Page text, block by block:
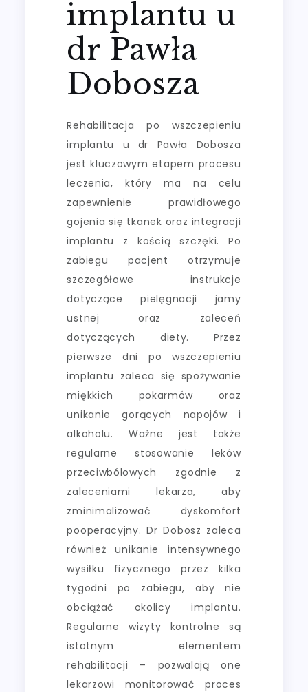
implantu u
dr Pawła
Dobosza
Rehabilitacja po wszczepieniu
implantu u dr Pawła Dobosza
jest kluczowym etapem procesu
leczenia, który ma na celu
zapewnienie prawidłowego
gojenia się tkanek oraz integracji
implantu z kością szczęki. Po
zabiegu pacjent otrzymuje
szczegółowe instrukcje
dotyczące pielęgnacji jamy
ustnej oraz zaleceń
dotyczących diety. Przez
pierwsze dni po wszczepieniu
implantu zaleca się spożywanie
miękkich pokarmów oraz
unikanie gorących napojów i
alkoholu. Ważne jest także
regularne stosowanie leków
przeciwbólowych zgodnie z
zaleceniami lekarza, aby
zminimalizować dyskomfort
pooperacyjny. Dr Dobosz zaleca
również unikanie intensywnego
wysiłku fizycznego przez kilka
tygodni po zabiegu, aby nie
obciążać okolicy implantu.
Regularne wizyty kontrolne są
istotnym elementem
rehabilitacji – pozwalają one
lekarzowi monitorować proces